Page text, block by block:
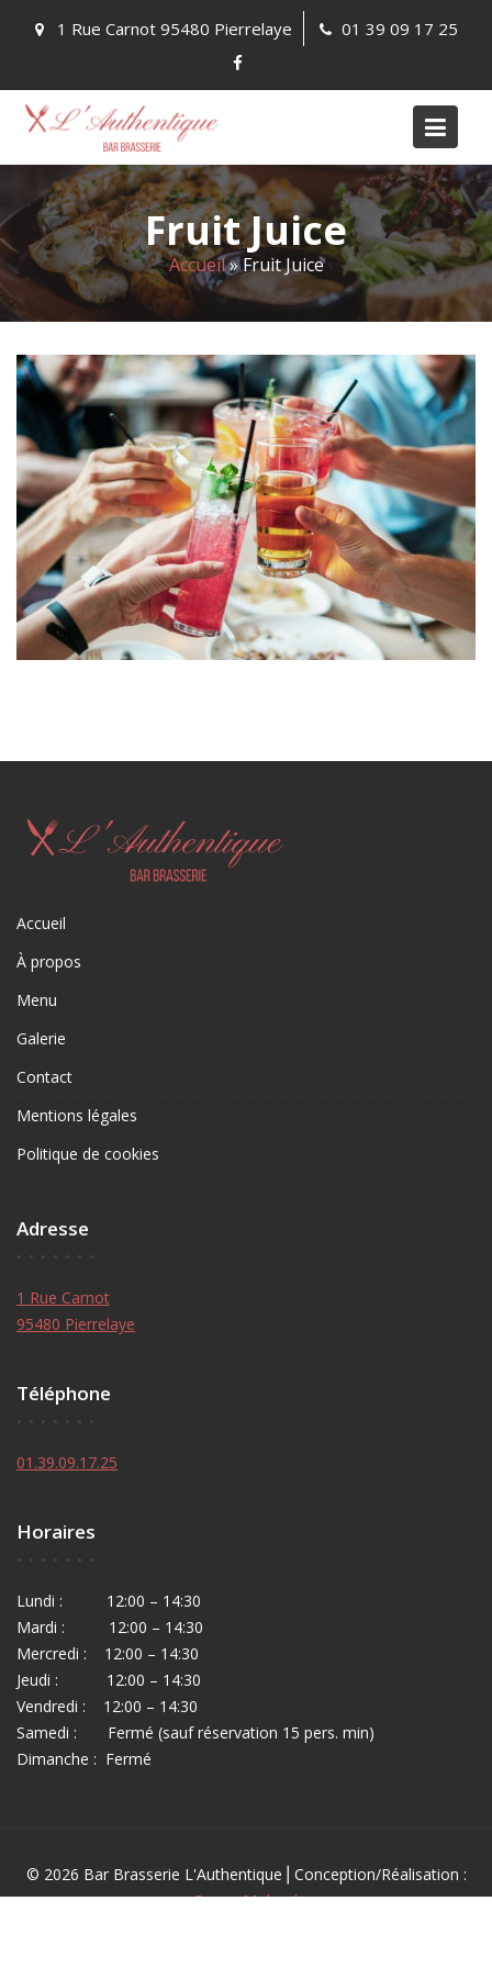
1 Rue Carnot 95480 Pierrelaye 01 39 09 17 25
Fruit Juice
Accueil»Fruit Juice
Accueil
À propos
Menu
Galerie
Contact
Mentions légales
Politique de cookies
Adresse
1 Rue Carnot
95480 Pierrelaye
Téléphone
01.39.09.17.25
Horaires
Lundi : 12:00 – 14:30
Mardi : 12:00 – 14:30
Mercredi : 12:00 – 14:30
Jeudi : 12:00 – 14:30
Vendredi : 12:00 – 14:30
Samedi : Fermé (sauf réservation 15 pers. min)
Dimanche : Fermé
© 2026 Bar Brasserie L'Authentique⎪Conception/réalisation :
Sonya Mokred